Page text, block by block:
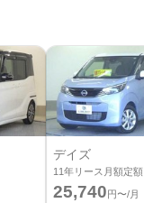
デイズ
11年リース月額定額
25,740 円〜/月